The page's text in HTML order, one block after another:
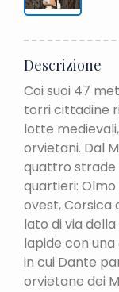
Descrizione
Coi suoi 47
torri cittadine
lotte
orvietani. Dal
quattro strade
quartieri:
ovest, Corsica
lato di via
lapide con
in cui Dante
orvietane dei